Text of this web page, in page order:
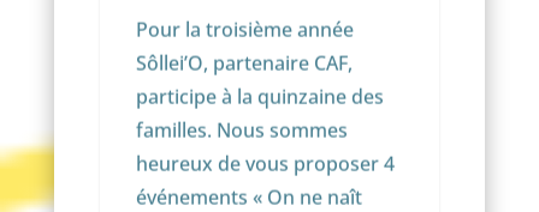
Pour la troisième année
Sôllei’O, partenaire CAF,
participe à la quinzaine des
familles. Nous sommes
heureux de vous proposer 4
événements « On ne naît